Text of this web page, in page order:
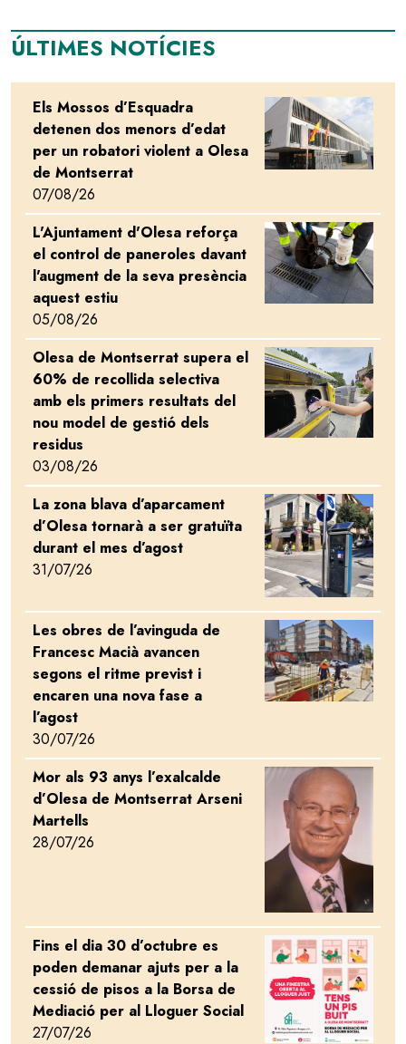
ÚLTIMES NOTÍCIES
Els Mossos d’Esquadra
detenen dos menors d’edat
per un robatori violent a Olesa
de Montserrat
07/08/26
Image
L'Ajuntament d'Olesa reforça
el control de paneroles davant
l'augment de la seva presència
aquest estiu
05/08/26
Image
Olesa de Montserrat supera el
60% de recollida selectiva
amb els primers resultats del
nou model de gestió dels
residus
03/08/26
Image
La zona blava d’aparcament
d’Olesa tornarà a ser gratuïta
durant el mes d’agost
31/07/26
Image
Les obres de l’avinguda de
Francesc Macià avancen
segons el ritme previst i
encaren una nova fase a
l’agost
30/07/26
Image
Mor als 93 anys l’exalcalde
d’Olesa de Montserrat Arseni
Martells
28/07/26
Image
Fins el dia 30 d’octubre es
poden demanar ajuts per a la
cessió de pisos a la Borsa de
Mediació per al Lloguer Social
27/07/26
Image